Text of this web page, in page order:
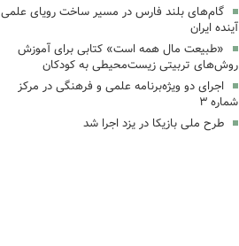
گام‌های بلند فارس در مسیر ساخت رویای علمی
آینده ایران
«طبیعت مال همه است» کتابی برای آموزش
روش‌های تربیتی زیست‌محیطی به کودکان
اجرای دو ویژه‌برنامه علمی و فرهنگی در مرکز
شماره ۳
طرح ملی بازیکا در یزد اجرا شد